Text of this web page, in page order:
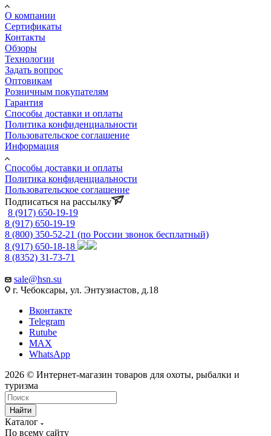
О компании
Сертификаты
Контакты
Обзоры
Технологии
Задать вопрос
Оптовикам
Розничным покупателям
Гарантия
Способы доставки и оплаты
Политика конфиденциальности
Пользовательское соглашение
Информация
Способы доставки и оплаты
Политика конфиденциальности
Пользовательское соглашение
Подписаться на рассылку
8 (917) 650-19-19
8 (917) 650-19-19
8 (800) 350-52-21 (по России звонок бесплатный)
8 (917) 650-18-18
8 (8352) 31-73-71
sale@hsn.su
г. Чебоксары, ул. Энтузиастов, д.18
Вконтакте
Telegram
Rutube
MAX
WhatsApp
2026 © Интернет-магазин товаров для охоты, рыбалки и
туризма
Найти
Каталог
По всему сайту